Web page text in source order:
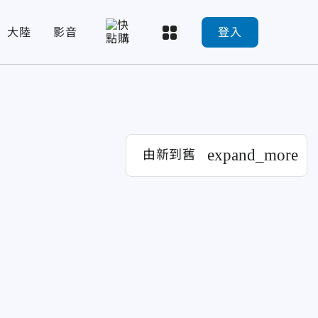
大陸 影音 登入
由新到舊 expand_more